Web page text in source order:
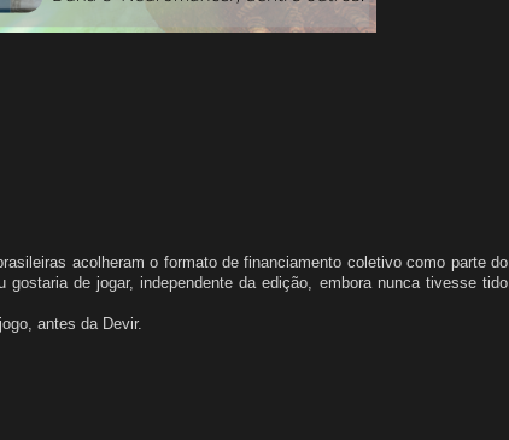
acolheram o formato de financiamento coletivo como parte do
de jogar, independente da edição, embora nunca tivesse tido
antes da Devir.